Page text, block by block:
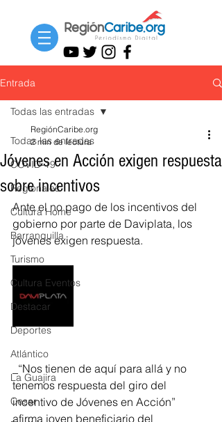
Entrada
Todas las entradas
COVID-19
Regionales
Cultura Home
Barranquilla
Turismo
Cultura Eventos
Destacar
Deportes
Atlántico
La Guajira
Cesar
Todas las entradas
Jóvenes en Acción exigen respuesta
sobre incentivos
RegiónCaribe.org
2 min de lectura
Ante el no pago de los incentivos del
gobierno por parte de Daviplata, los
jóvenes exigen respuesta.
_“Nos tienen de aquí para allá y no
tenemos respuesta del giro del
incentivo de Jóvenes en Acción”
afirma joven beneficiario del